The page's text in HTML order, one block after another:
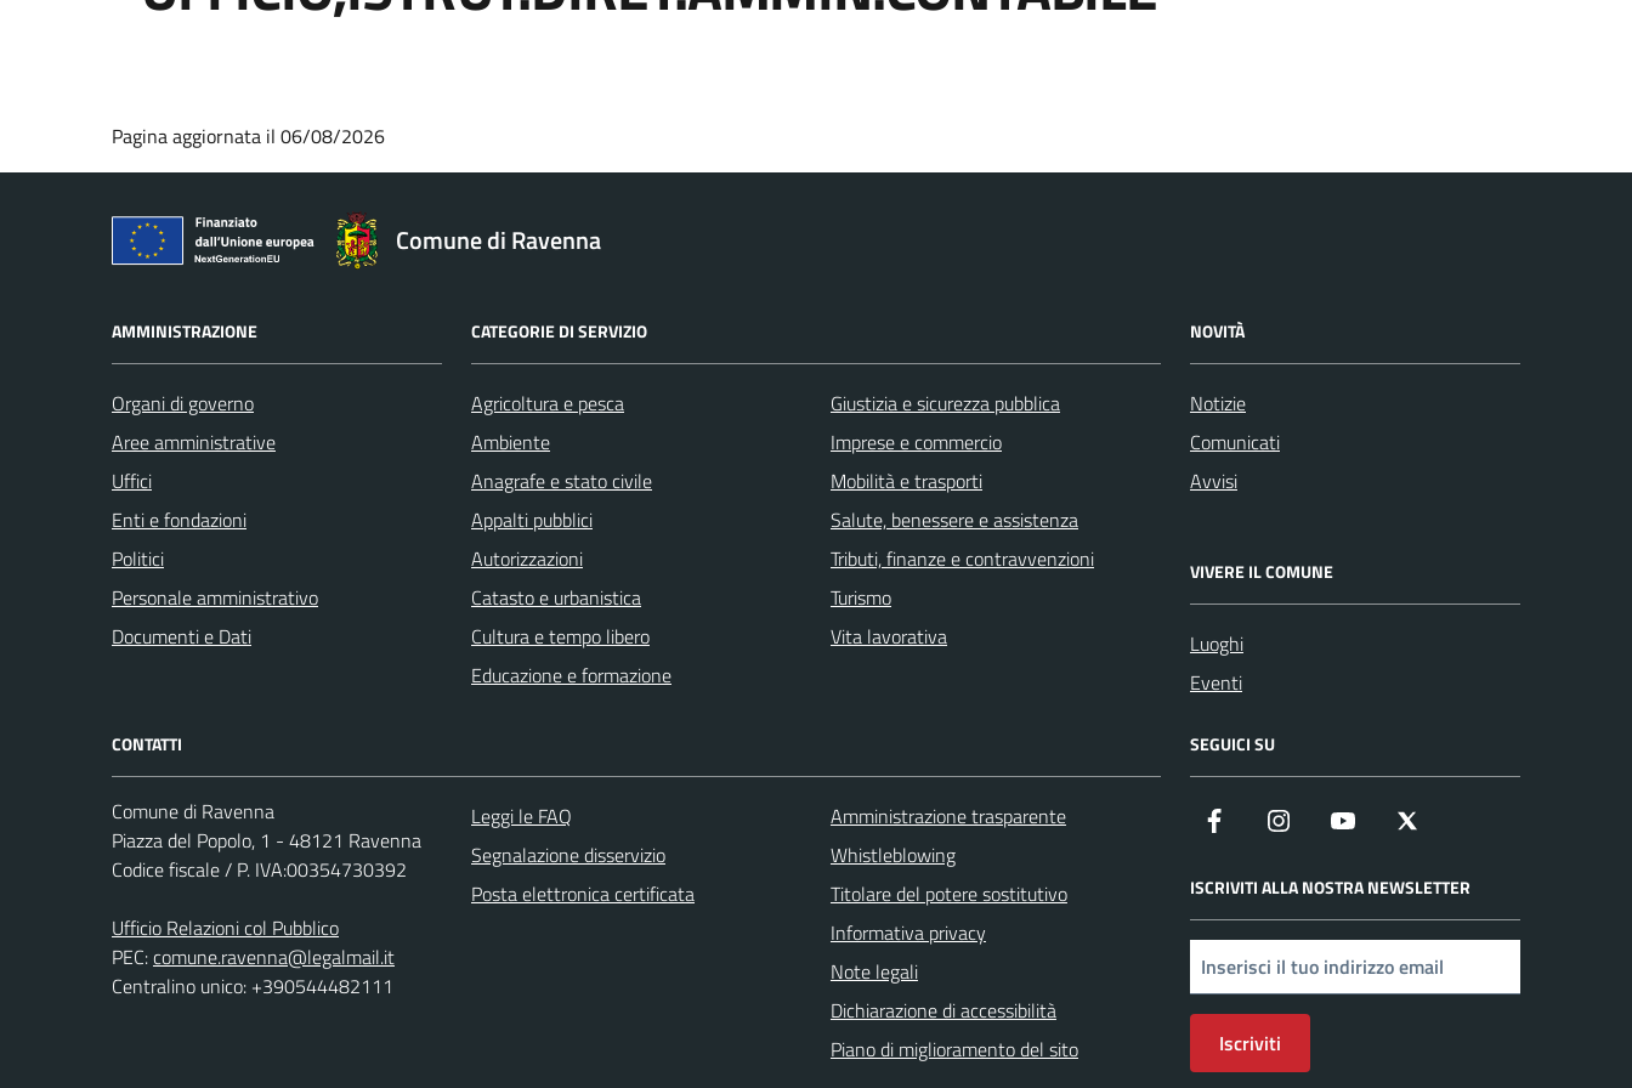
Pagina aggiornata il 06/08/2026
Comune di Ravenna
AMMINISTRAZIONE
Organi di governo
Aree amministrative
Uffici
Enti e fondazioni
Politici
Personale amministrativo
Documenti e Dati
CATEGORIE DI SERVIZIO
Agricoltura e pesca
Ambiente
Anagrafe e stato civile
Appalti pubblici
Autorizzazioni
Catasto e urbanistica
Cultura e tempo libero
Educazione e formazione
Giustizia e sicurezza pubblica
Imprese e commercio
Mobilità e trasporti
Salute, benessere e assistenza
Tributi, finanze e contravvenzioni
Turismo
Vita lavorativa
NOVITÀ
Notizie
Comunicati
Avvisi
VIVERE IL COMUNE
Luoghi
Eventi
CONTATTI
Comune di Ravenna
Piazza del Popolo, 1 - 48121 Ravenna
Codice fiscale / P. IVA:00354730392
Ufficio Relazioni col Pubblico
PEC:comune.ravenna@legalmail.it
Centralino unico: +390544482111
Leggi le FAQ
Segnalazione disservizio
Posta elettronica certificata
Amministrazione trasparente
Whistleblowing
Titolare del potere sostitutivo
Informativa privacy
Note legali
Dichiarazione di accessibilità
Piano di miglioramento del sito
SEGUICI SU
Facebook Instagram YouTube
ISCRIVITI ALLA NOSTRA NEWSLETTER